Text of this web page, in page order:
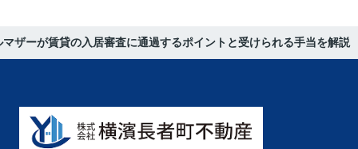
マザーが賃貸の入居審査に通過するポイントと受けられる手当を解説